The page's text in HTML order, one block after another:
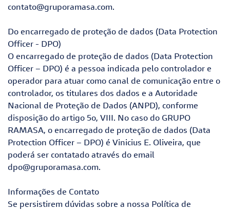
contato@gruporamasa.com.
Do encarregado de proteção de dados (Data Protection
Officer - DPO)
O encarregado de proteção de dados (Data Protection
Officer – DPO) é a pessoa indicada pelo controlador e
operador para atuar como canal de comunicação entre o
controlador, os titulares dos dados e a Autoridade
Nacional de Proteção de Dados (ANPD), conforme
disposição do artigo 5o, VIII. No caso do GRUPO
RAMASA, o encarregado de proteção de dados (Data
Protection Officer – DPO) é Vinicius E. Oliveira, que
poderá ser contatado através do email
dpo@gruporamasa.com.
Informações de Contato
Se persistirem dúvidas sobre a nossa Política de